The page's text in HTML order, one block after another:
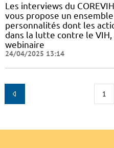
Les interviews du
vous propose un
personnalités dont les
dans la lutte contre le
webinaire
24/04/2025 13:14
1